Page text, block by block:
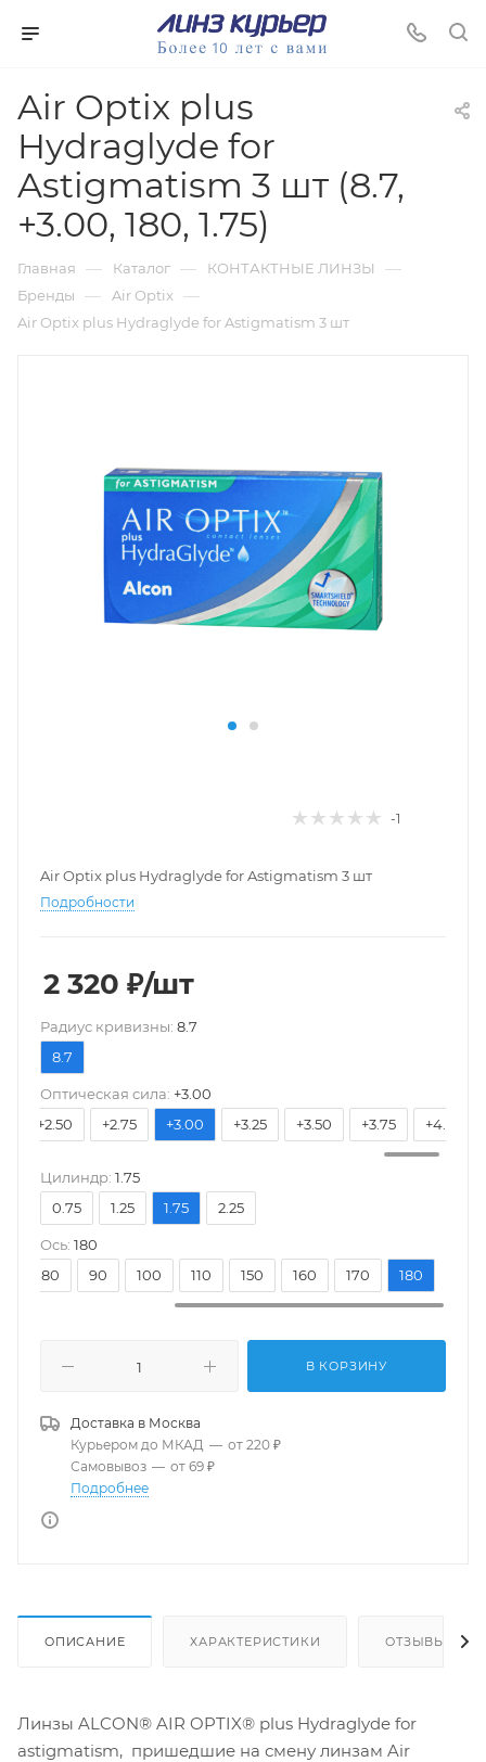
Air Optix plus
Hydraglyde for
Astigmatism 3 шт (8.7,
+3.00, 180, 1.75)
Главная — Каталог — КОНТАКТНЫЕ ЛИНЗЫ —
Бренды — Air Optix —
Air Optix plus Hydraglyde for Astigmatism 3 шт
-1
Air Optix plus Hydraglyde for Astigmatism 3 шт
Подробности
2 320 ₽/шт
Pадиус кривизны: 8.7
8.7
Оптическая сила: +3.00
+2.50 +2.75 +3.00 +3.25 +3.50 +3.75 +4.00
Цилиндр: 1.75
0.75
1.25 1.75 2.25
Ось: 180
80 90 100 110 150 160 170 180
В КОРЗИНУ
Доставка в Москва
Курьером до МКАД — от 220 ₽
Самовывоз — от 69 ₽
Подробнее
ОПИСАНИЕ ХАРАКТЕРИСТИКИ ОТЗЫВЫ
Линзы ALCON® AIR OPTIX® plus Hydraglyde for
astigmatism, пришедшие на смену линзам Air